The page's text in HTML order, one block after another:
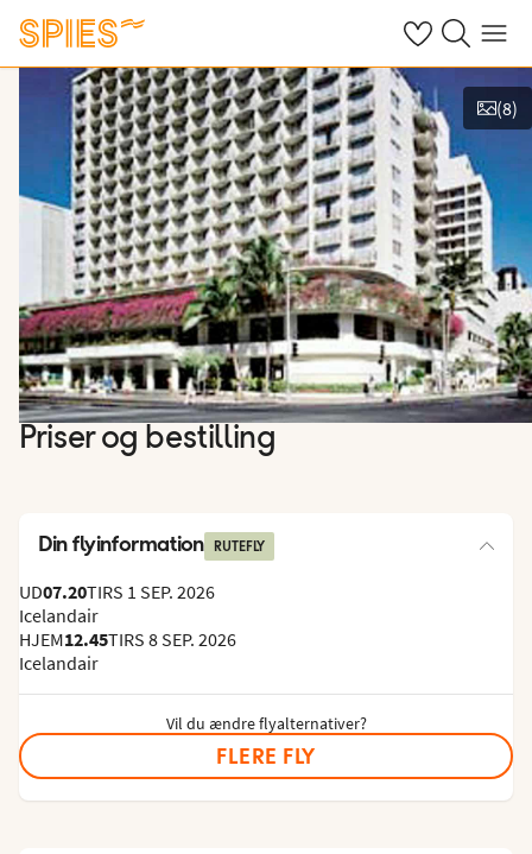
Se dine gemte
Søg påMenu
Vis billeder
(8)
Priser og bestilling
Din flyinformation RUTEFLY
UD07.20TIRS 1 SEP. 2026
Icelandair
HJEM12.45TIRS 8 SEP. 2026
Icelandair
Vil du ændre flyalternativer?
FLERE FLY